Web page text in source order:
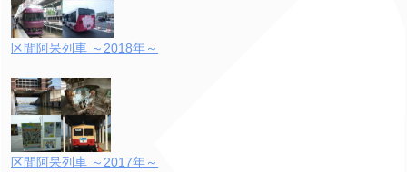
区間阿呆列車 ～2018年～
区間阿呆列車 ～2017年～